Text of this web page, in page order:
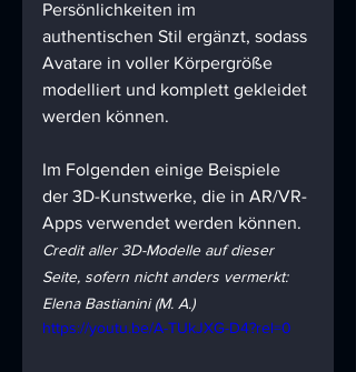
Persönlichkeiten im
authentischen Stil ergänzt, sodass
Avatare in voller Körpergröße
modelliert und komplett gekleidet
werden können.
Im Folgenden einige Beispiele
der 3D-Kunstwerke, die in AR/VR-
Apps verwendet werden können.
Credit aller 3D-Modelle auf dieser
Seite, sofern nicht anders vermerkt:
Elena Bastianini (M. A.)
https://youtu.be/A-TUkJXG-D4?rel=0